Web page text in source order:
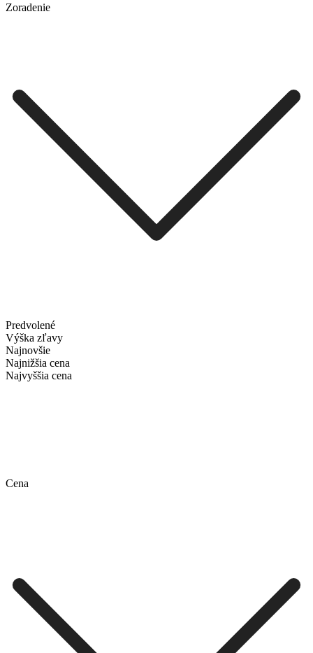
Zoradenie
Predvolené
Výška zľavy
Najnovšie
Najnižšia cena
Najvyššia cena
Cena